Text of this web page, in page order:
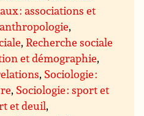
: associations et
,
,Recherche sociale
et démographie,
, Sociologie :
, Sociologie : sport et
et deuil,